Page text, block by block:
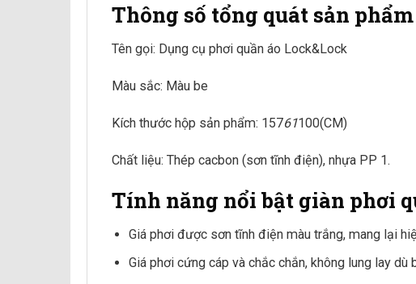
Thông số tổng quát sản phẩm
Tên gọi: Dụng cụ phơi quần áo Lock&Lock
Màu sắc: Màu be
Kích thước hộp sản phẩm: 15761100(CM)
Chất liệu: Thép cacbon (sơn tĩnh điện), nhựa PP 1.
Tính năng nổi bật giàn phơi
Giá phơi được sơn tĩnh điện màu trắng, mang lại
Giá phơi cứng cáp và chắc chắn, không lung lay dù